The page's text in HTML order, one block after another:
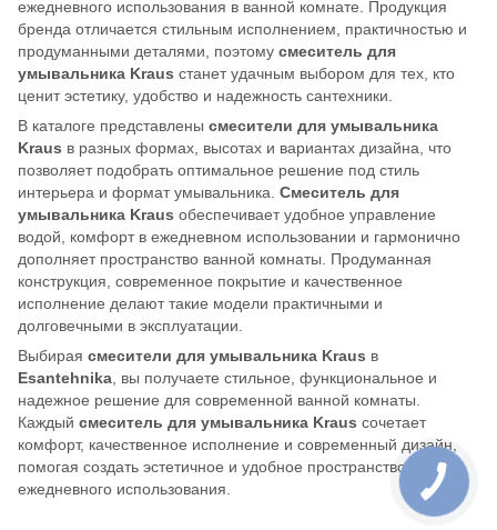
ежедневного использования в ванной комнате. Продукция
бренда отличается стильным исполнением, практичностью и
продуманными деталями, поэтому смеситель для
умывальника Kraus станет удачным выбором для тех, кто
ценит эстетику, удобство и надежность сантехники.
В каталоге представлены смесители для умывальника
Kraus в разных формах, высотах и вариантах дизайна, что
позволяет подобрать оптимальное решение под стиль
интерьера и формат умывальника. Смеситель для
умывальника Kraus обеспечивает удобное управление
водой, комфорт в ежедневном использовании и гармонично
дополняет пространство ванной комнаты. Продуманная
конструкция, современное покрытие и качественное
исполнение делают такие модели практичными и
долговечными в эксплуатации.
Выбирая смесители для умывальника Kraus в
Esantehnika , вы получаете стильное, функциональное и
надежное решение для современной ванной комнаты.
Каждый смеситель для умывальника Kraus сочетает
комфорт, качественное исполнение и современный дизайн,
помогая создать эстетичное и удобное пространство для
ежедневного использования.